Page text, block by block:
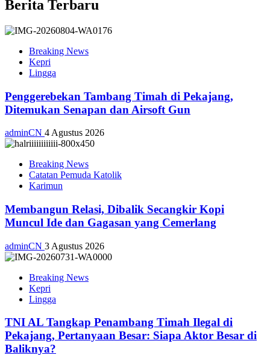
Berita Terbaru
Breaking News
Kepri
Lingga
Penggerebekan Tambang Timah di Pekajang,
Ditemukan Senapan dan Airsoft Gun
adminCN 4 Agustus 2026
Breaking News
Catatan Pemuda Katolik
Karimun
Membangun Relasi, Dibalik Secangkir Kopi
Muncul Ide dan Gagasan yang Cemerlang
adminCN 3 Agustus 2026
Breaking News
Kepri
Lingga
TNI AL Tangkap Penambang Timah Ilegal di
Pekajang, Pertanyaan Besar: Siapa Aktor Besar di
Baliknya?